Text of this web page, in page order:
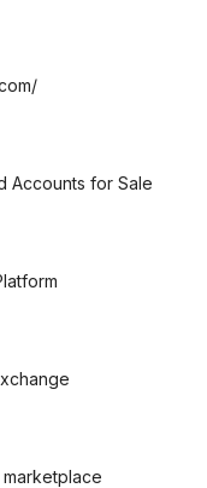
Accounts for Sale